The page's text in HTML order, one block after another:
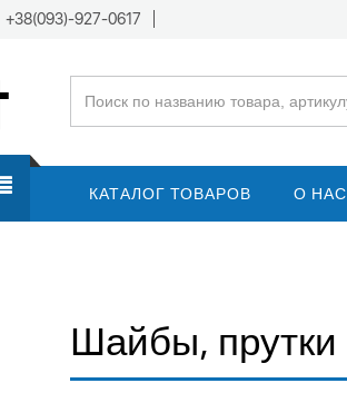
+38(093)-927-0617
КАТАЛОГ ТОВАРОВ О НАС
Шайбы, прутки